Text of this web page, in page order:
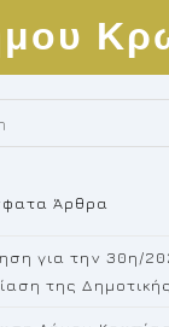
Άρθρα
για την 30η/
της